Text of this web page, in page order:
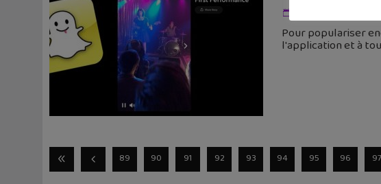
Pour populariser
l'application et à
89 90 91 92 93 94 95 96 97